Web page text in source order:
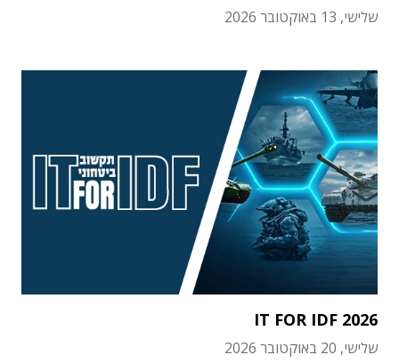
שלישי, 13 באוקטובר 2026
IT FOR IDF 2026
שלישי, 20 באוקטובר 2026